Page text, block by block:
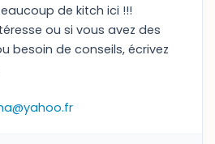
de kitch ici !!!
ou si vous avez des
besoin de conseils, écrivez